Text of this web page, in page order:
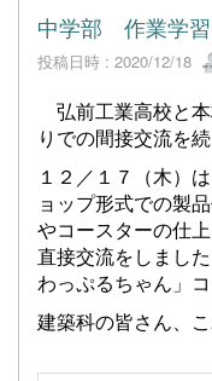
中学部 作業学習
投稿日時 : 2020/12/18
弘前工業高校と本
りでの間接交流を続
１２／１７（木）
ョップ形式での製
やコースターの仕
直接交流をしまし
わっぷるちゃん」コ
建築科の皆さん、